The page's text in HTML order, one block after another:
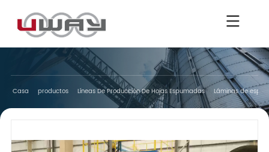
Casa productos Líneas De Producción De Hojas Espumadas Láminas de